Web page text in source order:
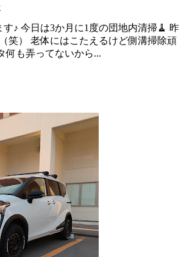
♪ 今日は3か月に1度の団地内清掃🧹 昨
笑） 老体にはこたえるけど側溝掃除頑
何も弄ってないから...